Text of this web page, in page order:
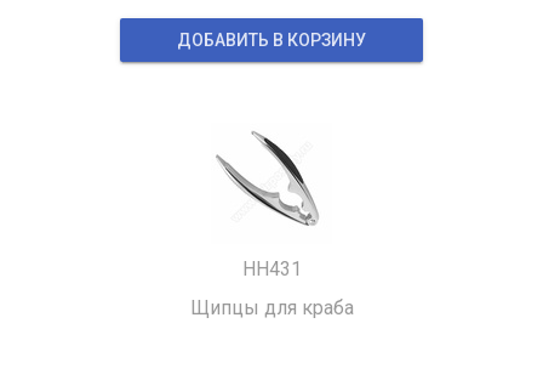
ДОБАВИТЬ В КОРЗИНУ
HH431
Щипцы для краба